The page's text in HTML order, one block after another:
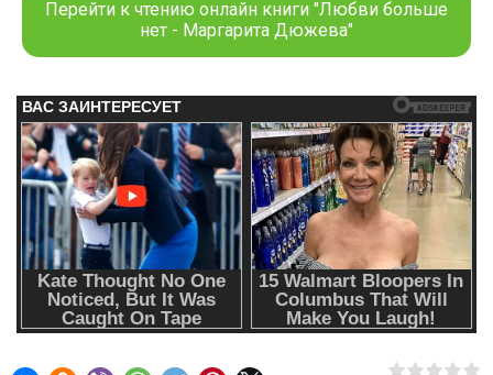
Перейти к чтению онлайн книги "Любви больше
нет - Маргарита Дюжева"